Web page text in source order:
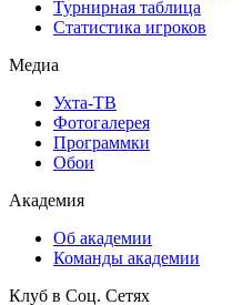
Турнирная таблица
Статистика игроков
Медиа
Ухта-ТВ
Фотогалерея
Программки
Обои
Академия
Об академии
Команды академии
Клуб в Соц. Сетях